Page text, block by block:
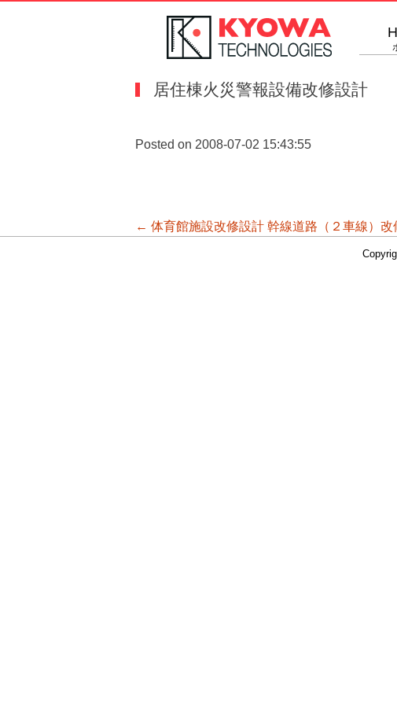
居住棟火災警報設備改修設計
Posted on 2008-07-02 15:43:55
投
← 体育館施設改修設計 幹線道路（２車線）